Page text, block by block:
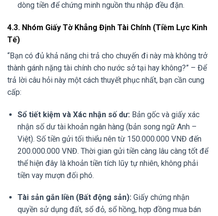
dòng tiền để chứng minh nguồn thu nhập đều đặn.
4.3. Nhóm Giấy Tờ Khẳng Định Tài Chính (Tiềm Lực Kinh
Tế)
“Bạn có đủ khả năng chi trả cho chuyến đi này mà không trở
thành gánh nặng tài chính cho nước sở tại hay không?” – Để
trả lời câu hỏi này một cách thuyết phục nhất, bạn cần cung
cấp:
Sổ tiết kiệm và Xác nhận số dư: Bản gốc và giấy xác
nhận số dư tài khoản ngân hàng (bản song ngữ Anh –
Việt). Số tiền gửi tối thiểu nên từ 150.000.000 VNĐ đến
200.000.000 VNĐ. Thời gian gửi tiền càng lâu càng tốt để
thể hiện đây là khoản tiền tích lũy tự nhiên, không phải
tiền vay mượn đối phó.
Tài sản gắn liền (Bất động sản): Giấy chứng nhận
quyền sử dụng đất, sổ đỏ, sổ hồng, hợp đồng mua bán